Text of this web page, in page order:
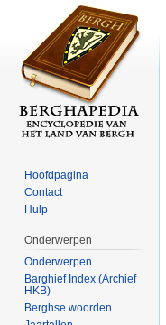
Hoofdpagina
Contact
Hulp
Onderwerpen
Onderwerpen
Barghief Index (Archief
HKB)
Berghse woorden